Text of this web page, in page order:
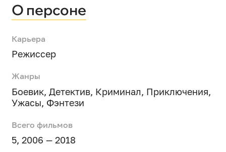
О персоне
Карьера
Режиссер
Жанры
Боевик, Детектив, Криминал, Приключения,
Ужасы, Фэнтези
Всего фильмов
5, 2006 — 2018